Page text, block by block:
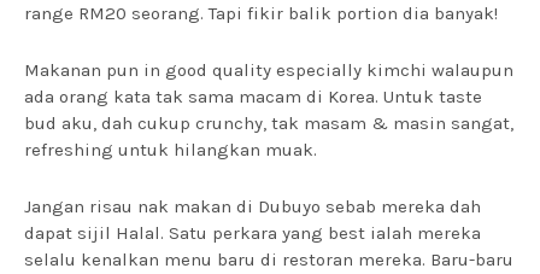
range RM20 seorang. Tapi fikir balik portion dia banyak!
Makanan pun in good quality especially kimchi walaupun
ada orang kata tak sama macam di Korea. Untuk taste
bud aku, dah cukup crunchy, tak masam & masin sangat,
refreshing untuk hilangkan muak.
Jangan risau nak makan di Dubuyo sebab mereka dah
dapat sijil Halal. Satu perkara yang best ialah mereka
selalu kenalkan menu baru di restoran mereka. Baru-baru